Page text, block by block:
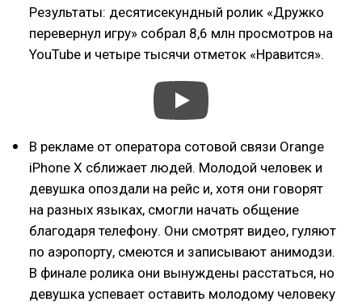
Результаты: десятисекундный ролик «Дружко
перевернул игру» собрал 8,6 млн просмотров на
YouTube и четыре тысячи отметок «Нравится».
В рекламе от оператора сотовой связи Orange
iPhone X сближает людей. Молодой человек и
девушка опоздали на рейс и, хотя они говорят
на разных языках, смогли начать общение
благодаря телефону. Они смотрят видео, гуляют
по аэропорту, смеются и записывают анимодзи.
В финале ролика они вынуждены расстаться, но
девушка успевает оставить молодому человеку